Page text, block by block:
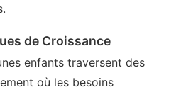
de Croissance
enfants traversent des
où les besoins